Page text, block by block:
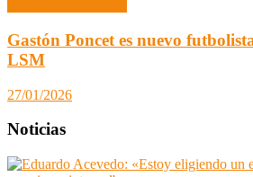
Gastón Poncet es nuevo
LSM
27/01/2026
Noticias